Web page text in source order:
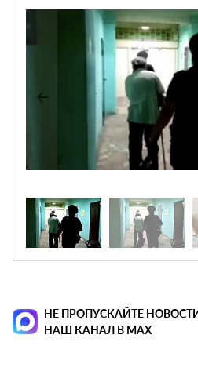
НЕ ПРОПУСКАЙТЕ
НАШ КАНАЛ В MAX